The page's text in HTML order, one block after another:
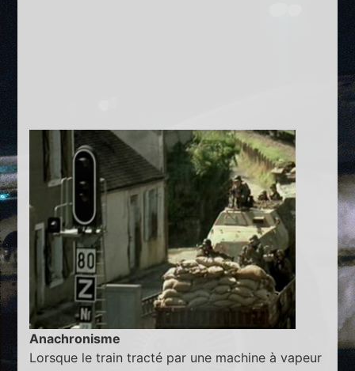
Anachronisme
Lorsque le train tracté par une machine à vapeur